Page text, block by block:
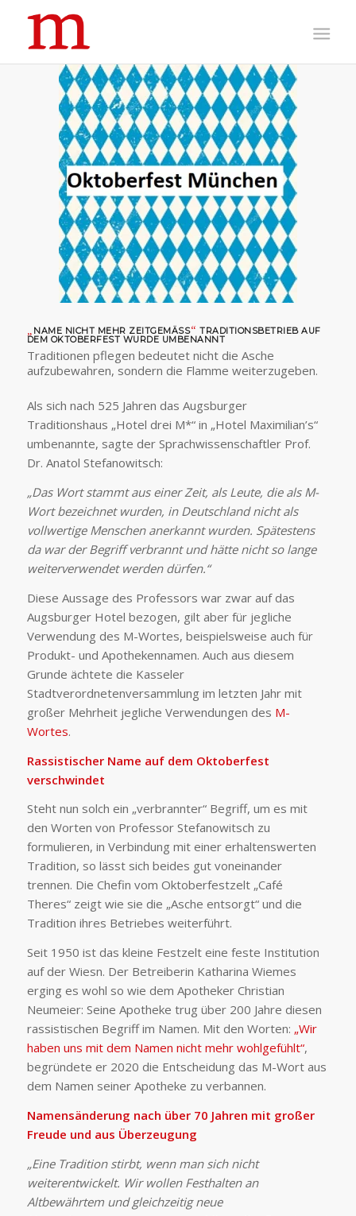
„ NAME NICHT MEHR ZEITGEMÄSS “ TRADITIONSBETRIEB AUF
DEM OKTOBERFEST WURDE UMBENANNT
Traditionen pflegen bedeutet nicht die Asche
aufzubewahren, sondern die Flamme weiterzugeben.
Als sich nach 525 Jahren das Augsburger
Traditionshaus „Hotel drei M*“ in „Hotel Maximilian’s“
umbenannte, sagte der Sprachwissenschaftler Prof.
Dr. Anatol Stefanowitsch:
„Das Wort stammt aus einer Zeit, als Leute, die als M-
Wort bezeichnet wurden, in Deutschland nicht als
vollwertige Menschen anerkannt wurden. Spätestens
da war der Begriff verbrannt und hätte nicht so lange
weiterverwendet werden dürfen.“
Diese Aussage des Professors war zwar auf das
Augsburger Hotel bezogen, gilt aber für jegliche
Verwendung des M-Wortes, beispielsweise auch für
Produkt- und Apothekennamen. Auch aus diesem
Grunde ächtete die Kasseler
Stadtverordnetenversammlung im letzten Jahr mit
großer Mehrheit jegliche Verwendungen des M-
Wortes.
Rassistischer Name auf dem Oktoberfest
verschwindet
Steht nun solch ein „verbrannter“ Begriff, um es mit
den Worten von Professor Stefanowitsch zu
formulieren, in Verbindung mit einer erhaltenswerten
Tradition, so lässt sich beides gut voneinander
trennen. Die Chefin vom Oktoberfestzelt „Café
Theres“ zeigt wie sie die „Asche entsorgt“ und die
Tradition ihres Betriebes weiterführt.
Seit 1950 ist das kleine Festzelt eine feste Institution
auf der Wiesn. Der Betreiberin Katharina Wiemes
erging es wohl so wie dem Apotheker Christian
Neumeier: Seine Apotheke trug über 200 Jahre diesen
rassistischen Begriff im Namen. Mit den Worten: „Wir
haben uns mit dem Namen nicht mehr wohlgefühlt“,
begründete er 2020 die Entscheidung das M-Wort aus
dem Namen seiner Apotheke zu verbannen.
Namensänderung nach über 70 Jahren mit großer
Freude und aus Überzeugung
„Eine Tradition stirbt, wenn man sich nicht
weiterentwickelt. Wir wollen Festhalten an
Altbewährtem und gleichzeitig neue